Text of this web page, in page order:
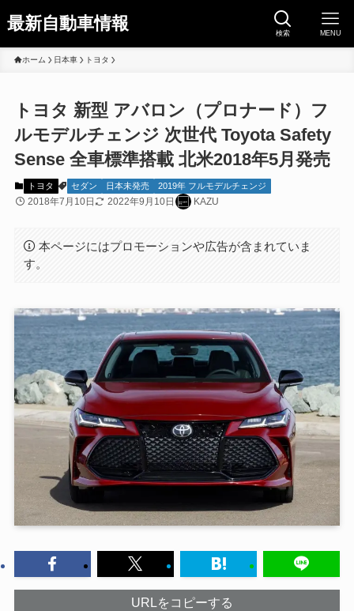
最新自動車情報 検索 MENU
ホーム 日本車 トヨタ
トヨタ 新型 アバロン（プロナード）フ
ルモデルチェンジ 次世代 Toyota Safety
Sense 全車標準搭載 北米2018年5月発売
トヨタ セダン 日本未発売 2019年 フルモデルチェンジ
2018年7月10日 2022年9月10日 KAZU
本ページにはプロモーションや広告が含まれていま
す。
URLをコピーする